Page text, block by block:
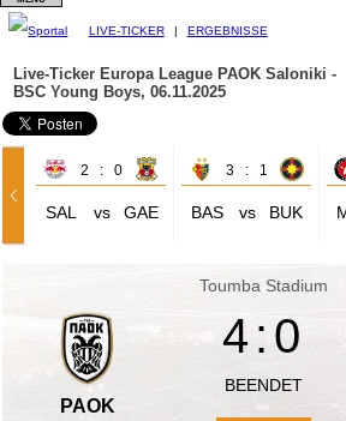
LIVE-TICKER | ERGEBNISSE
Live-Ticker Europa League PAOK Saloniki -
BSC Young Boys, 06.11.2025
2 : 0
SAL vs GAE
3 : 1
BAS vs BUK
Toumba Stadium
PAOK
4:0
BEENDET